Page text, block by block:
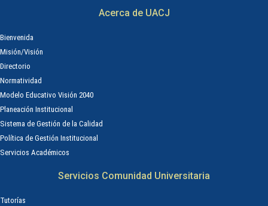
Acerca de UACJ
Bienvenida
Misión/Visión
Directorio
Normatividad
Modelo Educativo Visión 2040
Planeación Institucional
Sistema de Gestión de la Calidad
Política de Gestión Institucional
Servicios Académicos
Servicios Comunidad Universitaria
Tutorías